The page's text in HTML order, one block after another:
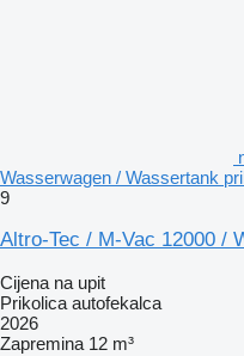
Wasserwagen / Wassertank
9
Altro-Tec / M-Vac 12000 /
Cijena na upit
Prikolica autofekalca
2026
Zapremina 12 m³